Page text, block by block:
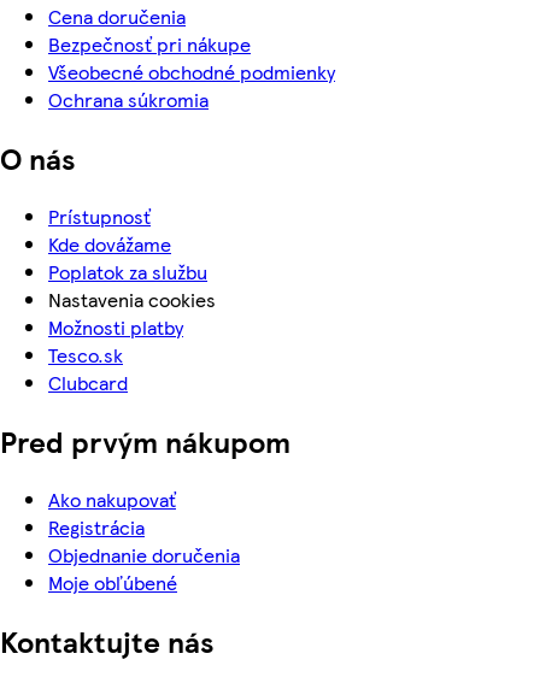
Cena doručenia
Bezpečnosť pri nákupe
Všeobecné obchodné podmienky
Ochrana súkromia
O nás
Prístupnosť
Kde dovážame
Poplatok za službu
Nastavenia cookies
Možnosti platby
Tesco.sk
Clubcard
Pred prvým nákupom
Ako nakupovať
Registrácia
Objednanie doručenia
Moje obľúbené
Kontaktujte nás